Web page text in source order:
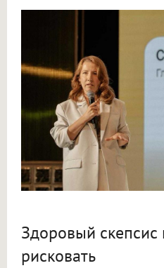
Здоровый скепсис
рисковать